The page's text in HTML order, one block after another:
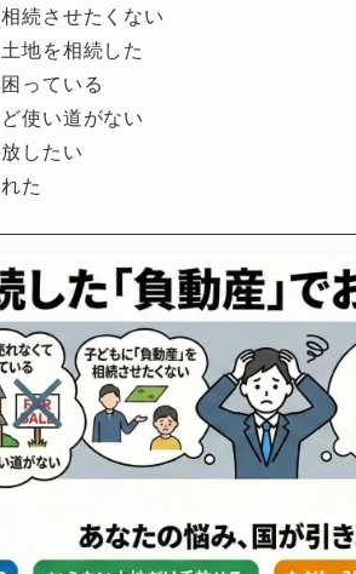
続させたくない
地を相続した
っている
使い道がない
したい
た